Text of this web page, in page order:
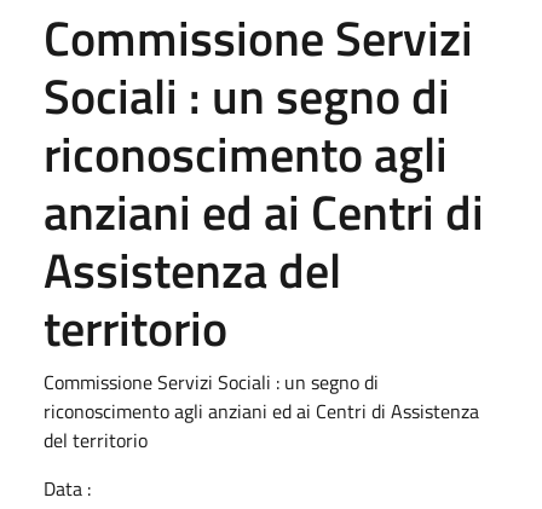
Commissione Servizi
Sociali : un segno di
riconoscimento agli
anziani ed ai Centri di
Assistenza del
territorio
Commissione Servizi Sociali : un segno di
riconoscimento agli anziani ed ai Centri di Assistenza
del territorio
Data :